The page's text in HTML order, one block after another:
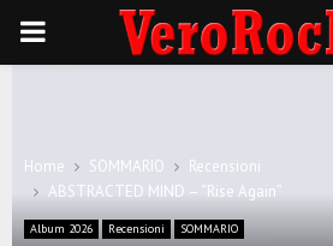
P
I
M
Home SOMMARIO
Recensioni
ABSTRACTED MIND – “Rise Again”
Album 2026 Recensioni SOMMARIO